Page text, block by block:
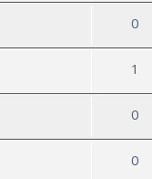
0
1
0
0